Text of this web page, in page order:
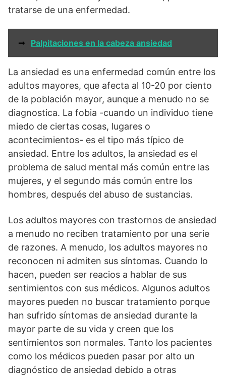
tratarse de una enfermedad.
➞ Palpitaciones en la cabeza ansiedad
La ansiedad es una enfermedad común entre los
adultos mayores, que afecta al 10-20 por ciento
de la población mayor, aunque a menudo no se
diagnostica. La fobia -cuando un individuo tiene
miedo de ciertas cosas, lugares o
acontecimientos- es el tipo más típico de
ansiedad. Entre los adultos, la ansiedad es el
problema de salud mental más común entre las
mujeres, y el segundo más común entre los
hombres, después del abuso de sustancias.
Los adultos mayores con trastornos de ansiedad
a menudo no reciben tratamiento por una serie
de razones. A menudo, los adultos mayores no
reconocen ni admiten sus síntomas. Cuando lo
hacen, pueden ser reacios a hablar de sus
sentimientos con sus médicos. Algunos adultos
mayores pueden no buscar tratamiento porque
han sufrido síntomas de ansiedad durante la
mayor parte de su vida y creen que los
sentimientos son normales. Tanto los pacientes
como los médicos pueden pasar por alto un
diagnóstico de ansiedad debido a otras